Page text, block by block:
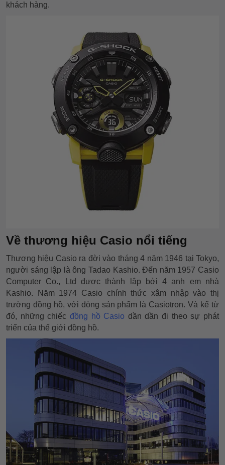
khách hàng.
Về thương hiệu Casio nổi tiếng
Thương hiệu Casio ra đời vào tháng 4 năm 1946 tại Tokyo,
người sáng lập là ông Tadao Kashio. Đến năm 1957 Casio
Computer Co., Ltd được thành lập bởi 4 anh em nhà
Kashio. Năm 1974 Casio chính thức xâm nhập vào thị
trường đồng hồ, với dòng sản phẩm là Casiotron. Và kể từ
đó, những chiếc đồng hồ Casio dần dần đi theo sự phát
triển của thế giới đồng hồ.